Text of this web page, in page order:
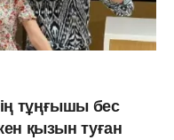
тұңғышы бес
қызын туған